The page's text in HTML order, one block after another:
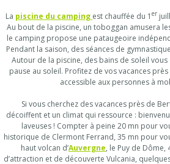
La piscine du camping est chauffée du 1 er
Au bout de la piscine, un toboggan amusera
le camping propose une pataugeoire
Pendant la saison, des séances de
Autour de la piscine, des bains de soleil vous
pause au soleil. Profitez de vos vacances
accessible aux personnes à
Si vous cherchez des vacances près de
décoiffent et un climat qui ressource :
laveuses ! Compter à peine 20 mn pour
historique de Clermont Ferrand, 35 mn pour
haut volcan d’Auvergne, le Puy de
d’attraction et de découverte Vulcania,